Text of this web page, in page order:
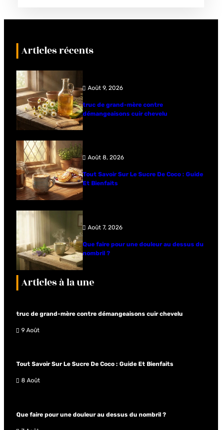
Articles récents
Août 9, 2026
truc de grand-mère contre
démangeaisons cuir chevelu
Août 8, 2026
Tout Savoir Sur Le Sucre De Coco : Guide
Et Bienfaits
Août 7, 2026
Que faire pour une douleur au dessus du
nombril ?
Articles à la une
truc de grand-mère contre démangeaisons cuir chevelu
9 Août
Tout Savoir Sur Le Sucre De Coco : Guide Et Bienfaits
8 Août
Que faire pour une douleur au dessus du nombril ?